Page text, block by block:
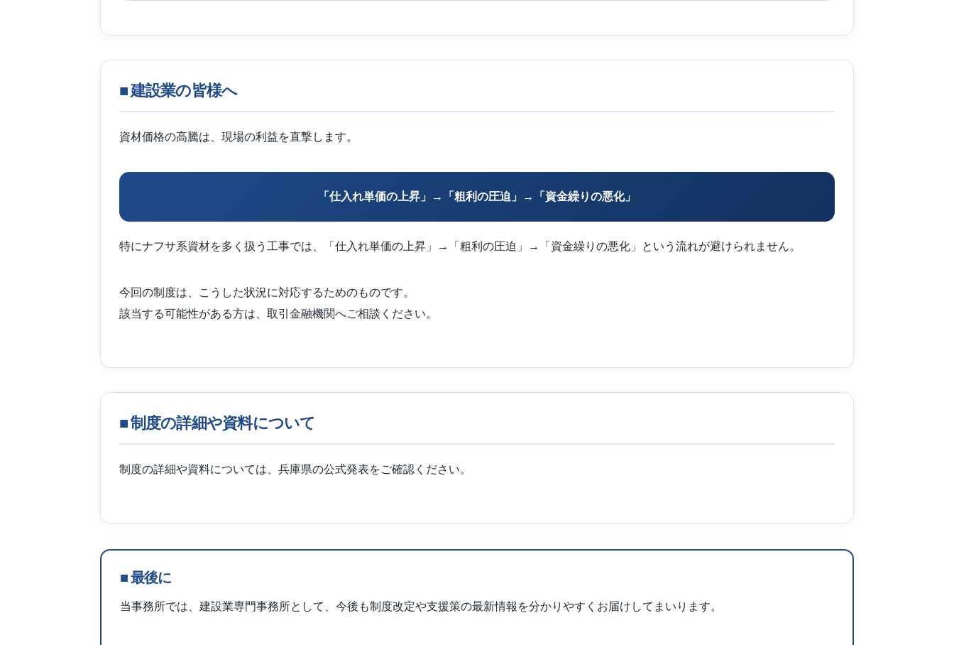
■ 建設業の皆様へ
資材価格の高騰は、現場の利益を直撃します。
「仕入れ単価の上昇」→「粗利の圧迫」→「資金繰りの悪化」
特にナフサ系資材を多く扱う工事では、「仕入れ単価の上昇」→「粗利の圧迫」→「資金繰りの悪化」という流れが避けられません。
今回の制度は、こうした状況に対応するためのものです。
該当する可能性がある方は、取引金融機関へご相談ください。
■ 制度の詳細や資料について
制度の詳細や資料については、兵庫県の公式発表をご確認ください。
■ 最後に
当事務所では、建設業専門事務所として、今後も制度改定や支援策の最新情報を分かりやすくお届けしてまいります。